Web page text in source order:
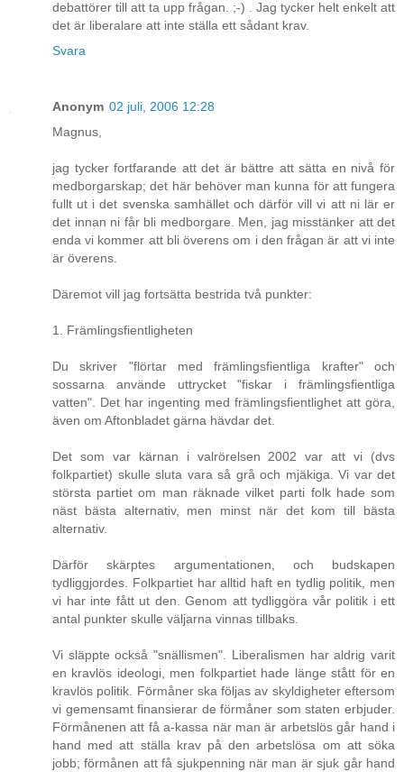
debattörer till att ta upp frågan. ;-) . Jag tycker helt enkelt att
det är liberalare att inte ställa ett sådant krav.
Svara
Anonym 02 juli, 2006 12:28
Magnus,
jag tycker fortfarande att det är bättre att sätta en nivå för
medborgarskap; det här behöver man kunna för att fungera
fullt ut i det svenska samhället och därför vill vi att ni lär er
det innan ni får bli medborgare. Men, jag misstänker att det
enda vi kommer att bli överens om i den frågan är att vi inte
är överens.
Däremot vill jag fortsätta bestrida två punkter:
1. Främlingsfientligheten
Du skriver "flörtar med främlingsfientliga krafter" och
sossarna använde uttrycket "fiskar i främlingsfientliga
vatten". Det har ingenting med främlingsfientlighet att göra,
även om Aftonbladet gärna hävdar det.
Det som var kärnan i valrörelsen 2002 var att vi (dvs
folkpartiet) skulle sluta vara så grå och mjäkiga. Vi var det
största partiet om man räknade vilket parti folk hade som
näst bästa alternativ, men minst när det kom till bästa
alternativ.
Därför skärptes argumentationen, och budskapen
tydliggjordes. Folkpartiet har alltid haft en tydlig politik, men
vi har inte fått ut den. Genom att tydliggöra vår politik i ett
antal punkter skulle väljarna vinnas tillbaks.
Vi släppte också "snällismen". Liberalismen har aldrig varit
en kravlös ideologi, men folkpartiet hade länge stått för en
kravlös politik. Förmåner ska följas av skyldigheter eftersom
vi gemensamt finansierar de förmåner som staten erbjuder.
Förmånenen att få a-kassa när man är arbetslös går hand i
hand med att ställa krav på den arbetslösa om att söka
jobb; förmånen att få sjukpenning när man är sjuk går hand